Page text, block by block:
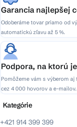
Garancia najlepšej
Odoberáme tovar priamo od
automatickú zľavu až 5 %.
Podpora, na ktorú
Pomôžeme vám s výberom
cez 4 000 hovorov a e-mailov.
+421 914 399 399
Kategórie